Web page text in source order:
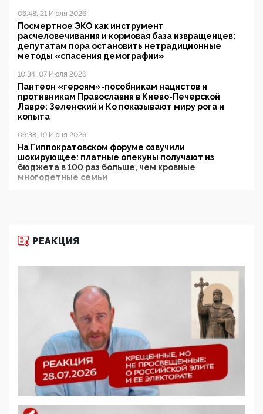
06:48, 21 Июля 2026
Посмертное ЭКО как инструмент
расчеловечивания и кормовая база извращенцев:
депутатам пора остановить нетрадиционные
методы «спасения демографии»
10:34, 07 Июля 2026
Пантеон «героям»-пособникам нацистов и
противникам Православия в Киево-Печерской
Лавре: Зеленский и Ко показывают миру рога и
копыта
06:38, 19 Июня 2026
На Гиппократовском форуме озвучили
шокирующее: платные опекуны получают из
бюджета в 100 раз больше, чем кровные
многодетные семьи
11:53, 09 Июня 2026
деятельность ИИТО ЮНЕСКО в России, но
цифроглобалисты продолжают определять
повестку в образовании
09:43, 01 Июня 2026
5G за счет здоровья граждан: Минцифры намерено
отобрать у регионов и муниципалитетов право
защищать жилые дома и социальные объекты от
05:58, 26 Мая 2026
Роскомнадзор освободили от борца с
деструктивным и опасным контентом
07:39, 25 Мая 2026
РЕАКЦИЯ